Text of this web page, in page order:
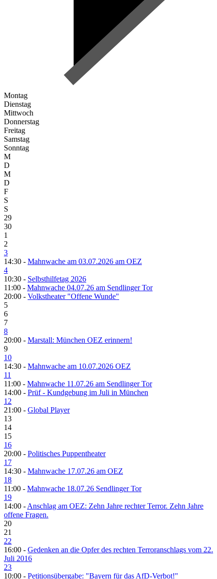
Montag
Dienstag
Mittwoch
Donnerstag
Freitag
Samstag
Sonntag
M
D
M
D
F
S
S
29
30
1
2
3
14:30 - Mahnwache am 03.07.2026 am OEZ
4
10:30 - Selbsthilfetag 2026
11:00 - Mahnwache 04.07.26 am Sendlinger Tor
20:00 - Volkstheater "Offene Wunde"
5
6
7
8
20:00 - Marstall: München OEZ erinnern!
9
10
14:30 - Mahnwache am 10.07.2026 OEZ
11
11:00 - Mahnwache 11.07.26 am Sendlinger Tor
14:00 - Prüf - Kundgebung im Juli in München
12
21:00 - Global Player
13
14
15
16
20:00 - Politisches Puppentheater
17
14:30 - Mahnwache 17.07.26 am OEZ
18
11:00 - Mahnwache 18.07.26 Sendlinger Tor
19
14:00 - Anschlag am OEZ: Zehn Jahre rechter Terror. Zehn Jahre
offene Fragen.
20
21
22
16:00 - Gedenken an die Opfer des rechten Terroranschlags vom 22.
Juli 2016
23
10:00 - Petitionsübergabe: "Bayern für das AfD-Verbot!"